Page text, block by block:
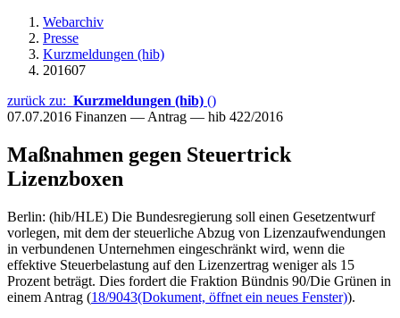
Webarchiv
Presse
Kurzmeldungen (hib)
201607
zurück zu: Kurzmeldungen (hib) ()
07.07.2016 Finanzen — Antrag — hib 422/2016
Maßnahmen gegen Steuertrick
Lizenzboxen
Berlin: (hib/HLE) Die Bundesregierung soll einen Gesetzentwurf
vorlegen, mit dem der steuerliche Abzug von Lizenzaufwendungen
in verbundenen Unternehmen eingeschränkt wird, wenn die
effektive Steuerbelastung auf den Lizenzertrag weniger als 15
Prozent beträgt. Dies fordert die Fraktion Bündnis 90/Die Grünen in
einem Antrag (18/9043(Dokument, öffnet ein neues Fenster)).